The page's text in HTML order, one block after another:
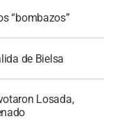
“bombazos”
de Bielsa
Losada,